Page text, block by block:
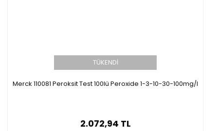
TÜKENDİ
Merck 110081 Peroksit Test 100lü Peroxide 1-3-10-30-100mg/l
2.072,94 TL